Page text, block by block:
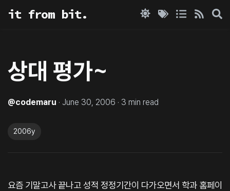
it from bit.
상대 평가~
@codemaru · June 30, 2006 · 3 min read
2006y
요즘 기말고사 끝나고 성적 정정기간이 다가오면서 학과 홈페이